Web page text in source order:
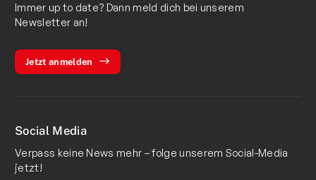
Immer up to date? Dann meld dich bei unserem
Newsletter an!
Jetzt anmelden
Social Media
Verpass keine News mehr – folge unserem Social-Media
jetzt!